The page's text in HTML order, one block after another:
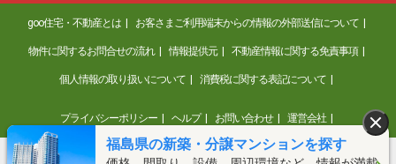
福島県の新築・分譲マンションを探す
goo住宅・不動産とは お客さまご利用端末からの情報の外部送信について
物件に関するお問合せの流れ 情報提供元 不動産情報に関する免責事項
個人情報の取り扱いについて 消費税に関する表記について
プライバシーポリシー ヘルプ お問い合わせ 運営会社